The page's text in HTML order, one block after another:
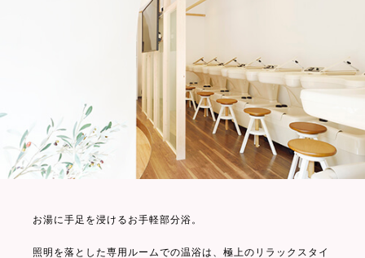
お湯に手足を浸けるお手軽部分浴。
照明を落とした専用ルームでの温浴は、極上のリラックスタイ